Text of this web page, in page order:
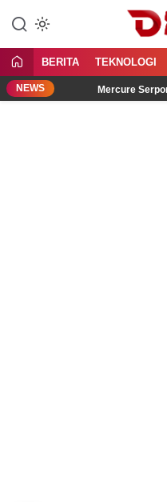
konten
Daily
Menyajikan
BERITA TEKNOLOGI
NEWS Mercure Serpong